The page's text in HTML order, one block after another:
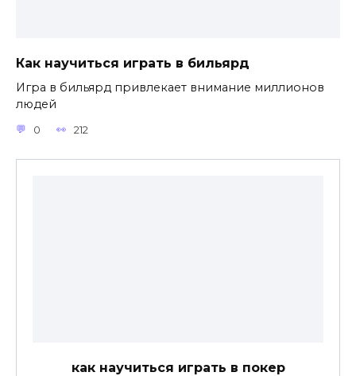
Как научиться играть в бильярд
Игра в бильярд привлекает внимание миллионов
людей
0 212
как научиться играть в покер